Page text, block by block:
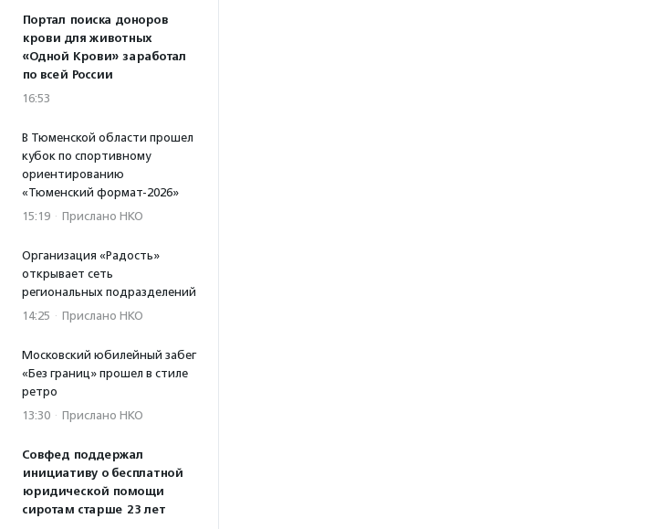
Портал поиска доноров
крови для животных
«Одной Крови» заработал
по всей России
16:53
В Тюменской области прошел
кубок по спортивному
ориентированию
«Тюменский формат-2026»
15:19 · Прислано НКО
Организация «Радость»
открывает сеть
региональных подразделений
14:25 · Прислано НКО
Московский юбилейный забег
«Без границ» прошел в стиле
ретро
13:30 · Прислано НКО
Совфед поддержал
инициативу о бесплатной
юридической помощи
сиротам старше 23 лет